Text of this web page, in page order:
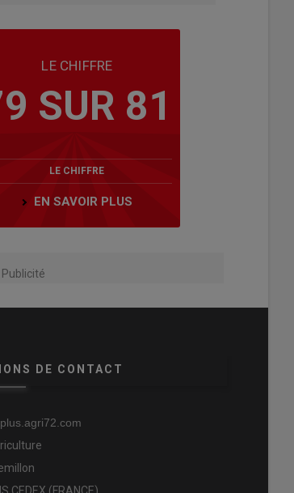
LE CHIFFRE
SUR 81
LE CHIFFRE
EN SAVOIR PLUS
Publicité
DE CONTACT